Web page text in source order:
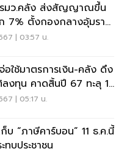
รมว.คลัง ส่งสัญญาณขึ้น
7% ตั้งกองกลางอุ้มราย
| 03:57 น.
อใช้มาตรการเงิน-คลัง ดึง
ลงทุน คาดสิ้นปี 67 ทะลุ 1
| 05:17 น.
บ “ภาษีคาร์บอน” 11 ธ.ค.นี้
ทบประชาชน